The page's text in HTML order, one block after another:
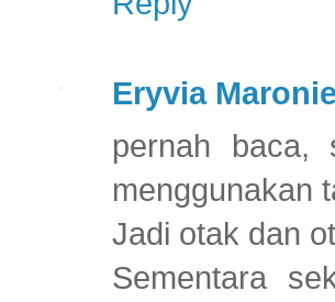
Eryvia Maronie
pernah baca,
menggunakan
Jadi otak dan
Sementara